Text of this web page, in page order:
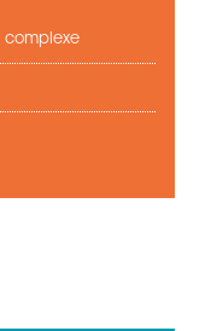
complexe